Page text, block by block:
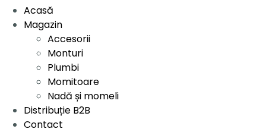
Acasă
Magazin
Accesorii
Monturi
Plumbi
Momitoare
Nadă și momeli
Distribuție B2B
Contact